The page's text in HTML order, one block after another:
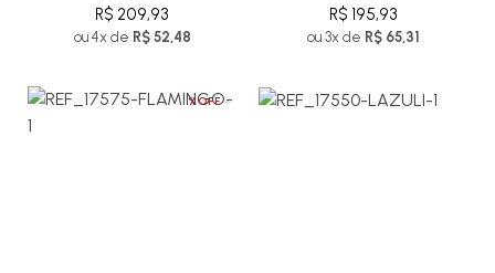
R$ 209,93
ou 4x de R$ 52,48
R$ 195,93
ou 3x de R$ 65,31
%OFF